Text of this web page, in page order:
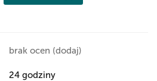
brak ocen (dodaj)
24 godziny